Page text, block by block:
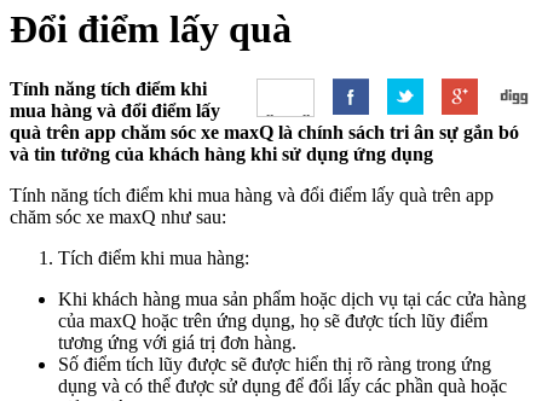
Đổi điểm lấy quà
Tính năng tích điểm khi
mua hàng và đổi điểm lấy
quà trên app chăm sóc xe maxQ là chính sách tri ân sự gắn bó
và tin tưởng của khách hàng khi sử dụng ứng dụng
Tính năng tích điểm khi mua hàng và đổi điểm lấy quà trên app
chăm sóc xe maxQ như sau:
Tích điểm khi mua hàng:
Khi khách hàng mua sản phẩm hoặc dịch vụ tại các cửa hàng
của maxQ hoặc trên ứng dụng, họ sẽ được tích lũy điểm
tương ứng với giá trị đơn hàng.
Số điểm tích lũy được sẽ được hiển thị rõ ràng trong ứng
dụng và có thể được sử dụng để đổi lấy các phần quà hoặc